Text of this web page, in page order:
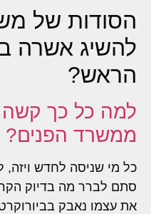
הסודות של
להשיג אשרה
הראש?
למה כל כך
ממשרד הפנים?
כל מי שניסה לחדש ויזה,
סתם לברר מה בדיוק
את עצמו נאבק